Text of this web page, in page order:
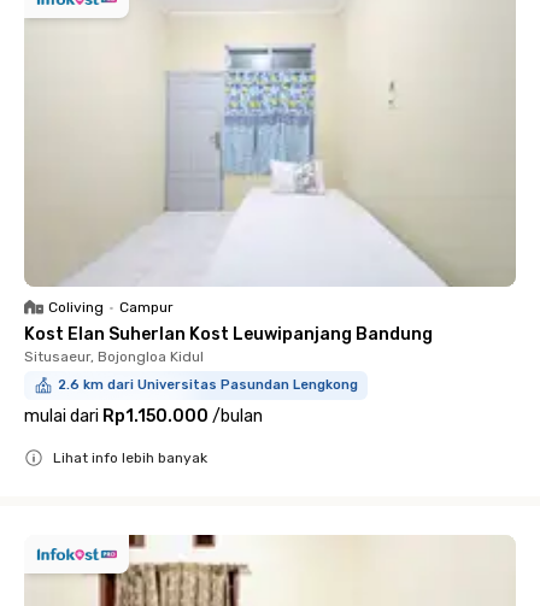
Coliving • Campur
Kost Elan Suherlan Kost Leuwipanjang Bandung
Situsaeur, Bojongloa Kidul
2.6 km dari Universitas Pasundan Lengkong
mulai dari Rp1.150.000 /bulan
Lihat info lebih banyak